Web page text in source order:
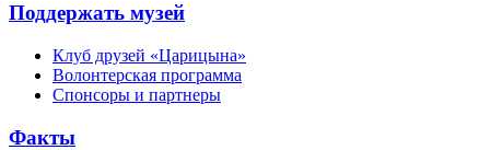
Поддержать музей
Клуб друзей «Царицына»
Волонтерская программа
Спонсоры и партнеры
Факты